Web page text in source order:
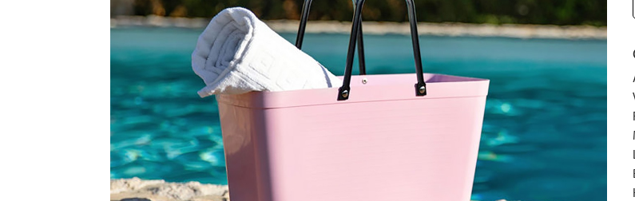
Sammetssoffor
Soffgrupper
Tygsoffor
Tillbehör till soffa
Tygstolar
Täcken och kuddar
Vedställ
Vinställ
Vitrinskåp
Garderober
Kuddar | Plädar
Ljuslyktor | Ljusstakar
Ljus | Doft
Skafferi
Speglar
Tavlor
Vaser | Krukor